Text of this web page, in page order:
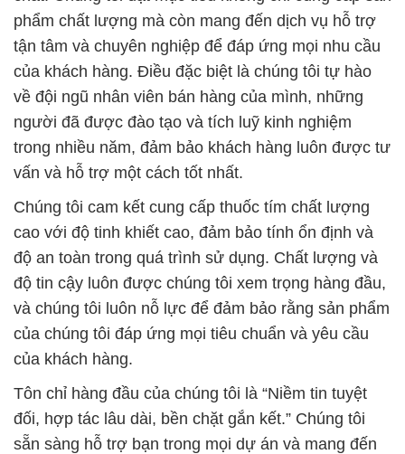
người đã được đào tạo và tích luỹ kinh nghiệm
trong nhiều năm, đảm bảo khách hàng luôn được tư
vấn và hỗ trợ một cách tốt nhất.
Chúng tôi cam kết cung cấp thuốc tím chất lượng
cao với độ tinh khiết cao, đảm bảo tính ổn định và
độ an toàn trong quá trình sử dụng. Chất lượng và
độ tin cậy luôn được chúng tôi xem trọng hàng đầu,
và chúng tôi luôn nỗ lực để đảm bảo rằng sản phẩm
của chúng tôi đáp ứng mọi tiêu chuẩn và yêu cầu
của khách hàng.
Tôn chỉ hàng đầu của chúng tôi là “Niềm tin tuyệt
đối, hợp tác lâu dài, bền chặt gắn kết.” Chúng tôi
sẵn sàng hỗ trợ bạn trong mọi dự án và mang đến
sự đáng tin cậy, chất lượng và cam kết về an toàn
mà bạn xứng đáng nhận được. Sản phẩm của
chúng tôi được thiết kế để cải thiện hiệu suất sản
xuất và đáng tin cậy.